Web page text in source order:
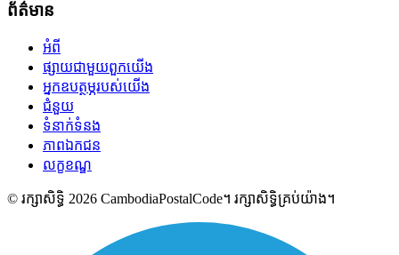
ព័ត៌មាន
អំពី
ផ្សាយជាមួយពួកយើង
អ្នកឧបត្ថម្ភរបស់យើង
ជំនួយ
ទំនាក់ទំនង
ភាពឯកជន
លក្ខខណ្ឌ
© រក្សាសិទ្ធិ 2026 CambodiaPostalCode។ រក្សាសិទ្ធិគ្រប់យ៉ាង។